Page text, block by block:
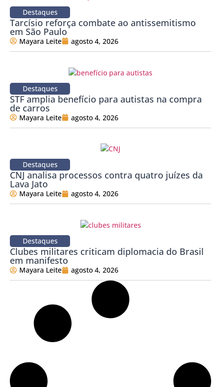
Destaques
Tarcísio reforça combate ao antissemitismo
em São Paulo
Mayara Leite agosto 4, 2026
Destaques
STF amplia benefício para autistas na compra
de carros
Mayara Leite agosto 4, 2026
Destaques
CNJ analisa processos contra quatro juízes da
Lava Jato
Mayara Leite agosto 4, 2026
Destaques
Clubes militares criticam diplomacia do Brasil
em manifesto
Mayara Leite agosto 4, 2026